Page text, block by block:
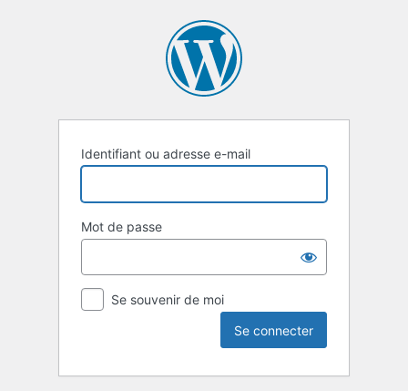
Identifiant ou adresse e-mail
Mot de passe
Se souvenir de moi